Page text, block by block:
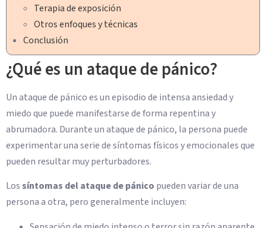
Terapia de exposición
Otros enfoques y técnicas
Conclusión
¿Qué es un ataque de pánico?
Un ataque de pánico es un episodio de intensa ansiedad y
miedo que puede manifestarse de forma repentina y
abrumadora. Durante un ataque de pánico, la persona puede
experimentar una serie de síntomas físicos y emocionales que
pueden resultar muy perturbadores.
Lossíntomas del ataque de pánico pueden variar de una
persona a otra, pero generalmente incluyen: